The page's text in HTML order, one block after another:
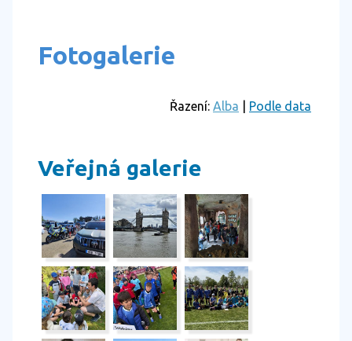
Fotogalerie
Řazení: Alba Podle data
Veřejná galerie